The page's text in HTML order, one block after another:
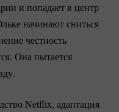
и попадает в центр
начинают сниться
честность
Она пытается
Netflix, адаптация